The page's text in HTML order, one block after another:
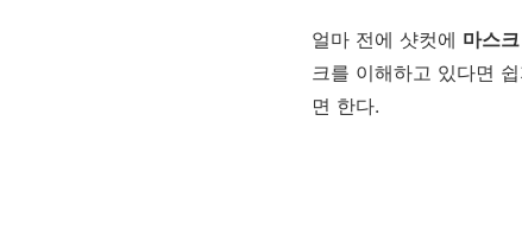
얼마 전에 샷컷에 마스크
크를 이해하고 있다면
면 한다.